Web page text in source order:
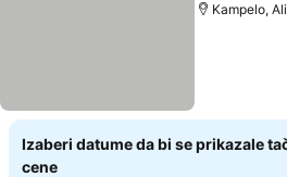
Kampelo,
Izaberi datume da bi se prikazale
cene